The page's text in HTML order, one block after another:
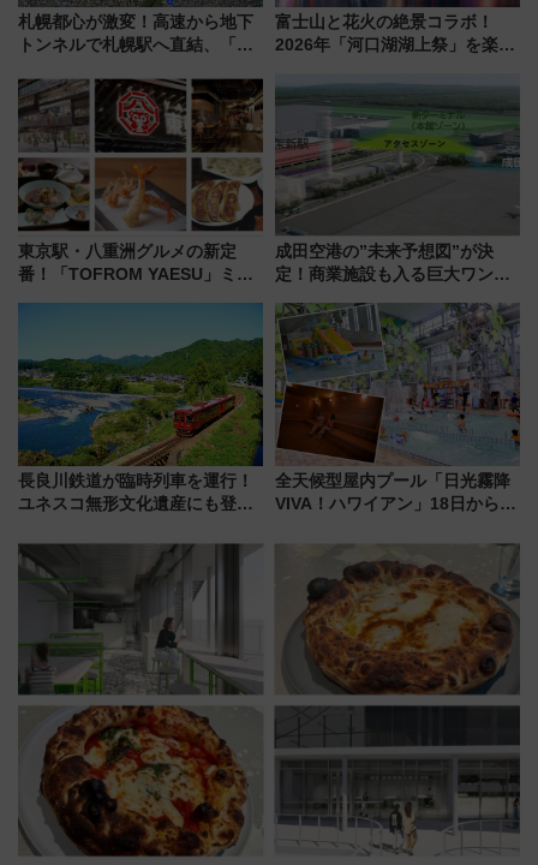
札幌都心が激変！高速から地下
トンネルで札幌駅へ直結、「創
から本格着工、延長4.8km整備
事業の全貌
富士山と花火の絶景コラボ！
2026年「河口湖湖上祭」を楽し
ススメ
東京駅・八重洲グルメの新定
番！「TOFROM YAESU」ミシ
成田空港の”未来予想図”が決
定！商業施設も入る巨大ワンタ
で新型特急が品川･羽田とを結
ぶ！ JR空港駅は2面3線化！
長良川鉄道が臨時列車を運行！
ユネスコ無形文化遺産にも登録
に 乗車には予約が必要
全天候型屋内プール「日光霧降
VIVA！ハワイアン」18日から営
ァミリーから大人まで幅広い世
代が一日中楽しる夏のリゾート
を楽しんで